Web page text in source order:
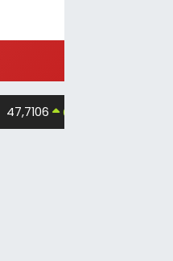
47,7106 0.17